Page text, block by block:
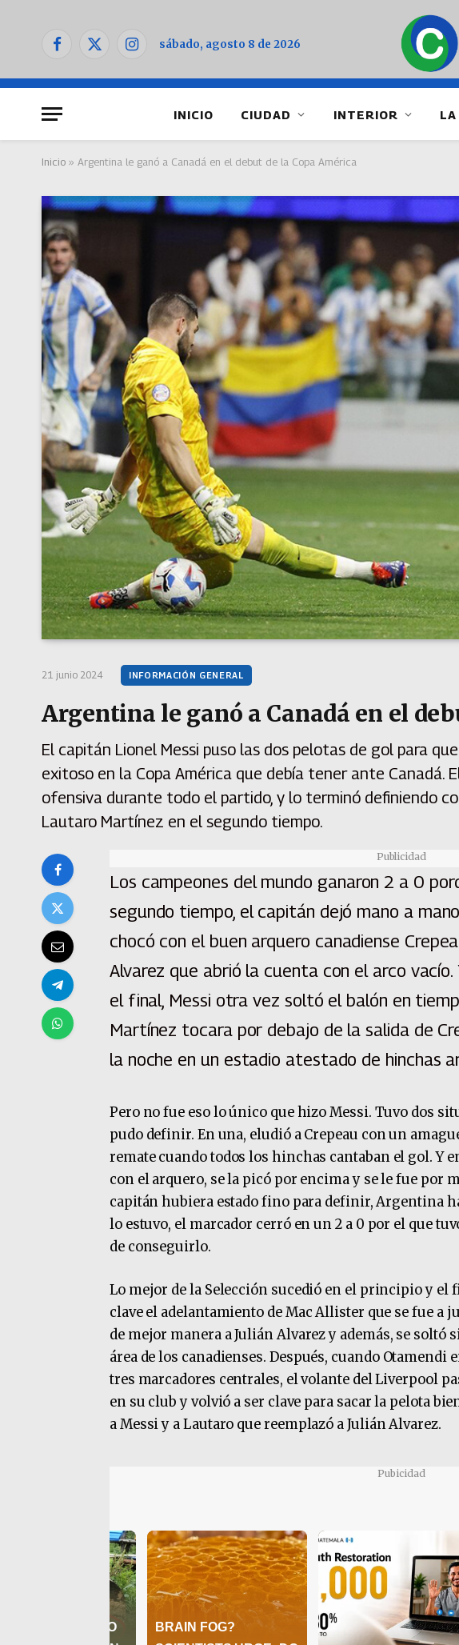
Facebook
X
Instagramsábado, agosto 8 de 2026
INICIO CIUDAD INTERIOR LA
Inicio » Argentina le ganó a Canadá en el debut de la Copa América
21 junio 2024 INFORMACIÓN GENERAL
Argentina le ganó a Canadá en el
El capitán Lionel Messi puso las dos pelotas de gol para
exitoso en la Copa América que debía tener ante Canadá.
ofensiva durante todo el partido, y lo terminó definiendo
Lautaro Martínez en el segundo tiempo.
Publicidad
Los campeones del mundo ganaron 2 a 0
segundo tiempo, el capitán dejó mano a
chocó con el buen arquero canadiense
Alvarez que abrió la cuenta con el arco
el final, Messi otra vez soltó el balón en
Martínez tocara por debajo de la salida de
la noche en un estadio atestado de hinchas
Pero no fue eso lo único que hizo Messi. Tuvo dos
pudo definir. En una, eludió a Crepeau con un
remate cuando todos los hinchas cantaban el gol. Y
con el arquero, se la picó por encima y se le fue por
capitán hubiera estado fino para definir, Argentina
lo estuvo, el marcador cerró en un 2 a 0 por el que
de conseguirlo.
Lo mejor de la Selección sucedió en el principio y
clave el adelantamiento de Mac Allister que se fue a
de mejor manera a Julián Alvarez y además, se soltó
área de los canadienses. Después, cuando Otamendi
tres marcadores centrales, el volante del Liverpool
en su club y volvió a ser clave para sacar la pelota
a Messi y a Lautaro que reemplazó a Julián Alvarez.
Pubicidad